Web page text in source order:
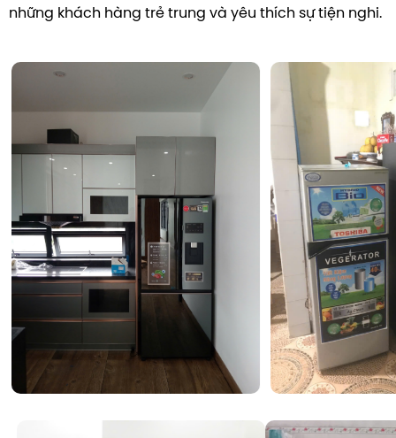
những khách hàng trẻ trung và yêu thích sự tiện nghi.